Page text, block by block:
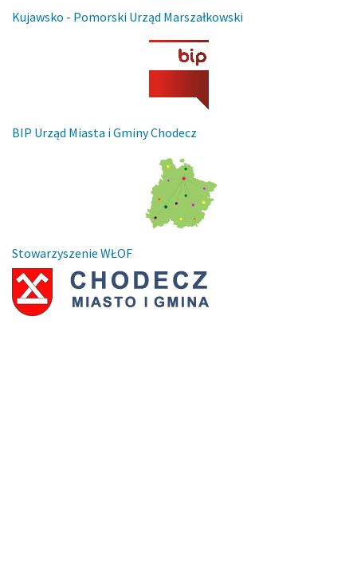
Kujawsko - Pomorski Urząd Marszałkowski
BIP Urząd Miasta i Gminy Chodecz
Stowarzyszenie WŁOF